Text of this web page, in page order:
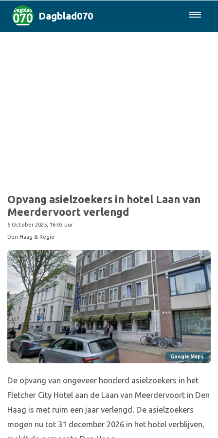
Dagblad070
Opvang asielzoekers in hotel Laan van
Meerdervoort verlengd
5 October 2025, 16:03 uur
Den Haag & Regio
Google Maps
De opvang van ongeveer honderd asielzoekers in het
Fletcher City Hotel aan de Laan van Meerdervoort in Den
Haag is met ruim een jaar verlengd. De asielzoekers
mogen nu tot 31 december 2026 in het hotel verblijven,